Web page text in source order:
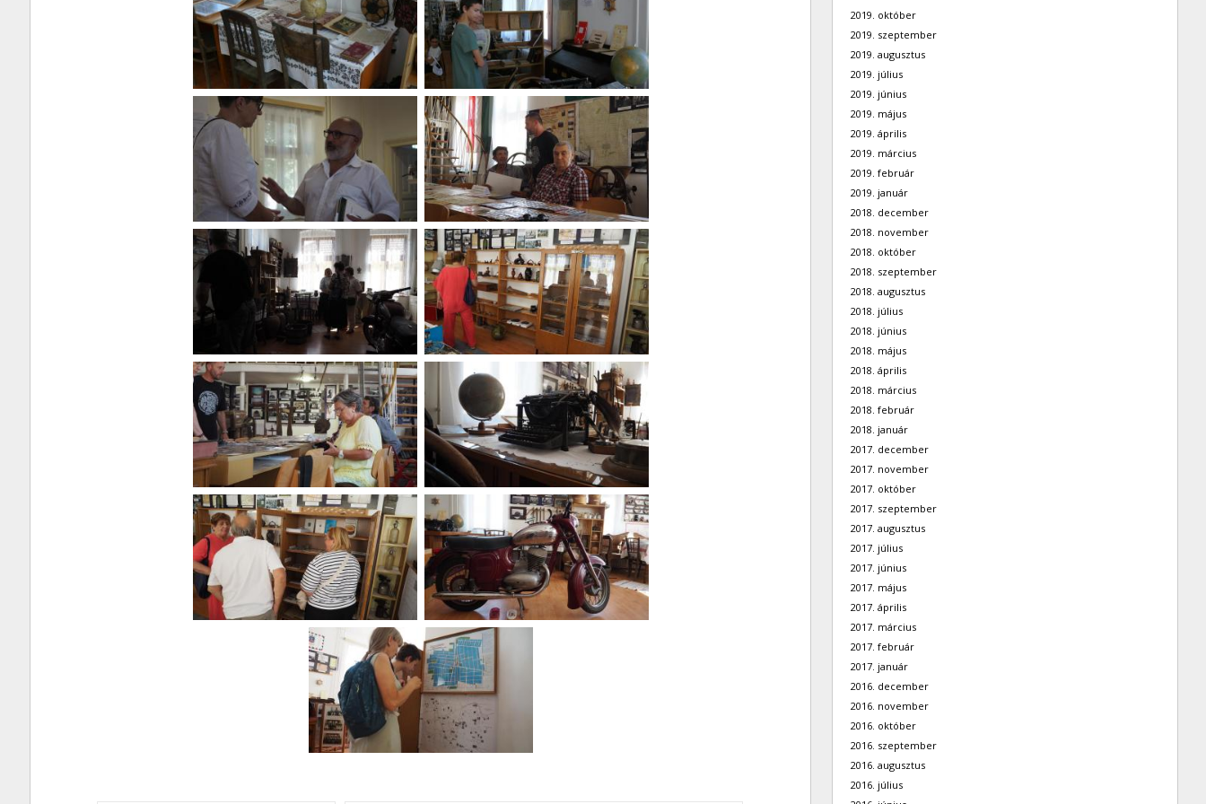
2019. október
2019. szeptember
2019. augusztus
2019. július
2019. június
2019. május
2019. április
2019. március
2019. február
2019. január
2018. december
2018. november
2018. október
2018. szeptember
2018. augusztus
2018. július
2018. június
2018. május
2018. április
2018. március
2018. február
2018. január
2017. december
2017. november
2017. október
2017. szeptember
2017. augusztus
2017. július
2017. június
2017. május
2017. április
2017. március
2017. február
2017. január
2016. december
2016. november
2016. október
2016. szeptember
2016. augusztus
2016. július